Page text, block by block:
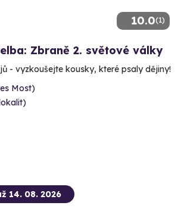
10.0(1)
Zbraně 2. světové války
- vyzkoušejte kousky, které psaly dějiny!
Most)
14. 08. 2026